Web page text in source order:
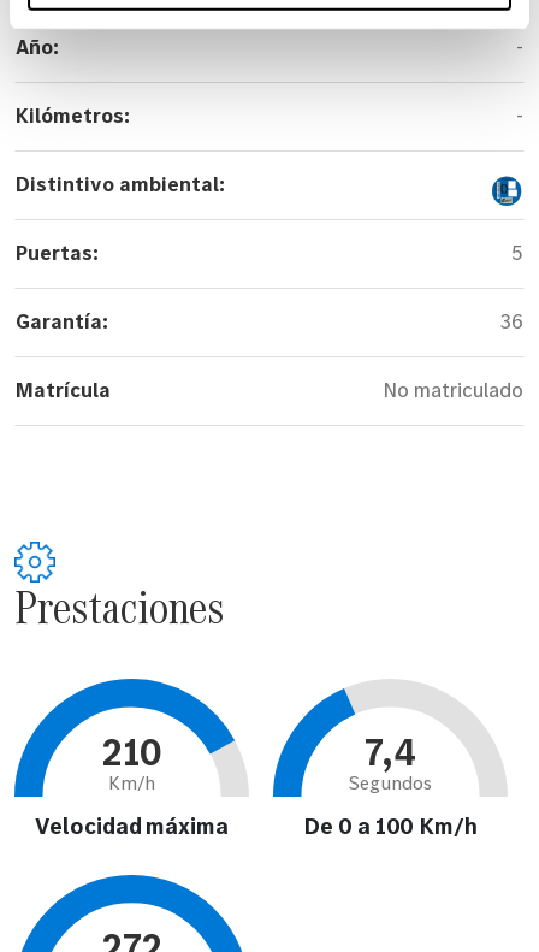
Año: -
Kilómetros: -
Distintivo ambiental:
Puertas: 5
Garantía: 36
Matrícula No matriculado
Prestaciones
210
Km/h
Velocidad máxima
7,4
Segundos
De 0 a 100 Km/h